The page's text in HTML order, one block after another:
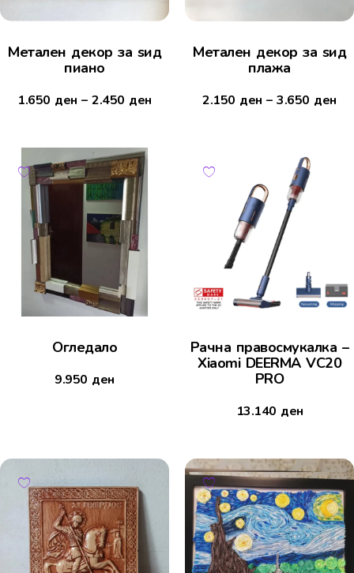
Метален декор за ѕид
пиано
1.650 ден –2.450 ден
Метален декор за ѕид
плажа
2.150 ден –3.650 ден
Огледало
9.950 ден
Рачна правосмукалка –
Xiaomi DEERMA VC20
PRO
13.140 ден